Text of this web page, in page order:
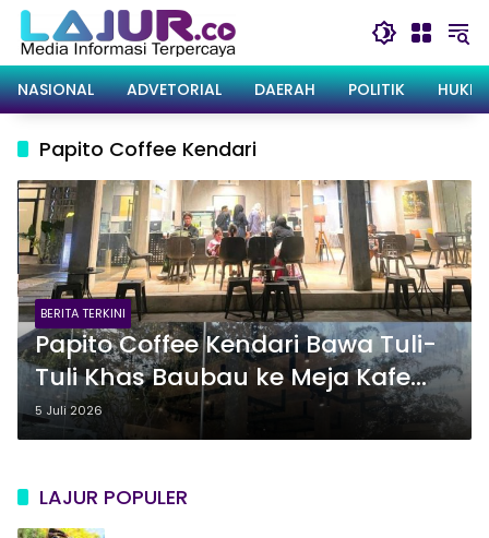
Langsung
konten
NASIONAL
ADVETORIAL DAERAH POLITIK
Papito Coffee Kendari
BERITA TERKINI
Papito Coffee Kendari Bawa Tuli-
Tuli Khas Baubau ke Meja Kafe
Modern
5 Juli 2026
LAJUR POPULER